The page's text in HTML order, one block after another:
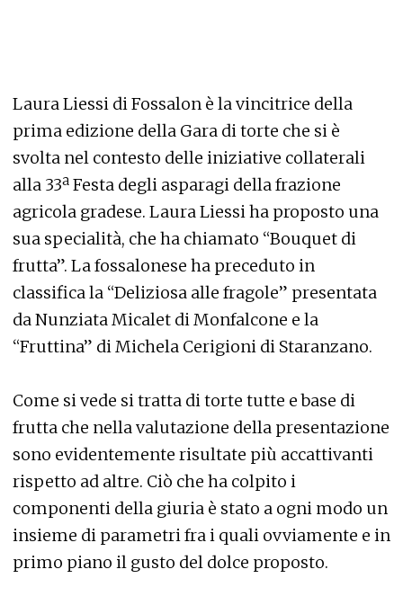
Laura Liessi di Fossalon è la vincitrice della
prima edizione della Gara di torte che si è
svolta nel contesto delle iniziative collaterali
alla 33ª Festa degli asparagi della frazione
agricola gradese. Laura Liessi ha proposto una
sua specialità, che ha chiamato “Bouquet di
frutta”. La fossalonese ha preceduto in
classifica la “Deliziosa alle fragole” presentata
da Nunziata Micalet di Monfalcone e la
“Fruttina” di Michela Cerigioni di Staranzano.
Come si vede si tratta di torte tutte e base di
frutta che nella valutazione della presentazione
sono evidentemente risultate più accattivanti
rispetto ad altre. Ciò che ha colpito i
componenti della giuria è stato a ogni modo un
insieme di parametri fra i quali ovviamente e in
primo piano il gusto del dolce proposto.